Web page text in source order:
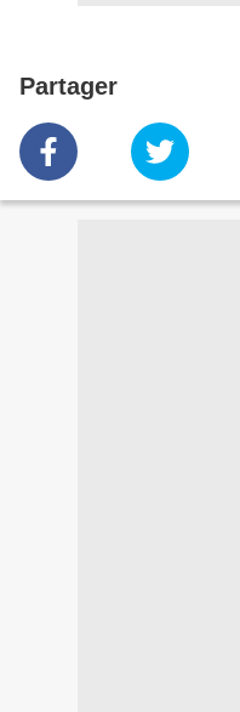
Partager